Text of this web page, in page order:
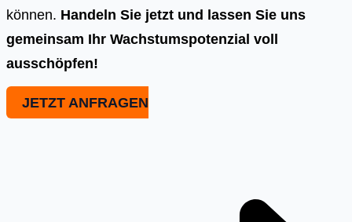
können. Handeln Sie jetzt und lassen Sie uns
gemeinsam Ihr Wachstumspotenzial voll
ausschöpfen!
JETZT ANFRAGEN